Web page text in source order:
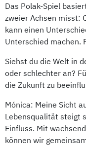
Das Polak-Spiel
zweier Achsen misst:
kann einen
Unterschied machen.
Siehst du die Welt in
oder schlechter an?
die Zukunft zu
Mónica: Meine Sicht
Lebensqualität steigt
Einfluss. Mit
können wir